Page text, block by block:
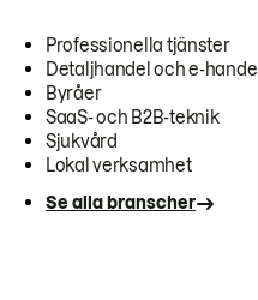
Professionella tjänster
Detaljhandel och e-handel
Byråer
SaaS- och B2B-teknik
Sjukvård
Lokal verksamhet
Se alla branscher